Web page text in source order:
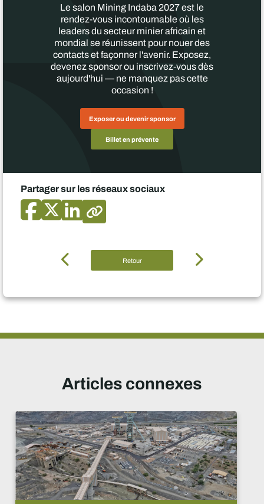
Le salon Mining Indaba 2027 est le
rendez-vous incontournable où les
leaders du secteur minier africain et
mondial se réunissent pour nouer des
contacts et façonner l'avenir. Exposez,
devenez sponsor ou inscrivez-vous dès
aujourd'hui — ne manquez pas cette
occasion !
Exposer ou devenir sponsor
Billet en prévente
Partager sur les réseaux sociaux
Retour
Articles connexes